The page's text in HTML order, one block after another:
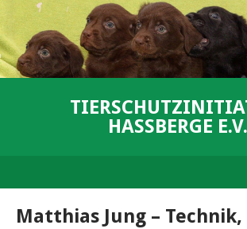
HASSBERGE E.V.
Matthias Jung –